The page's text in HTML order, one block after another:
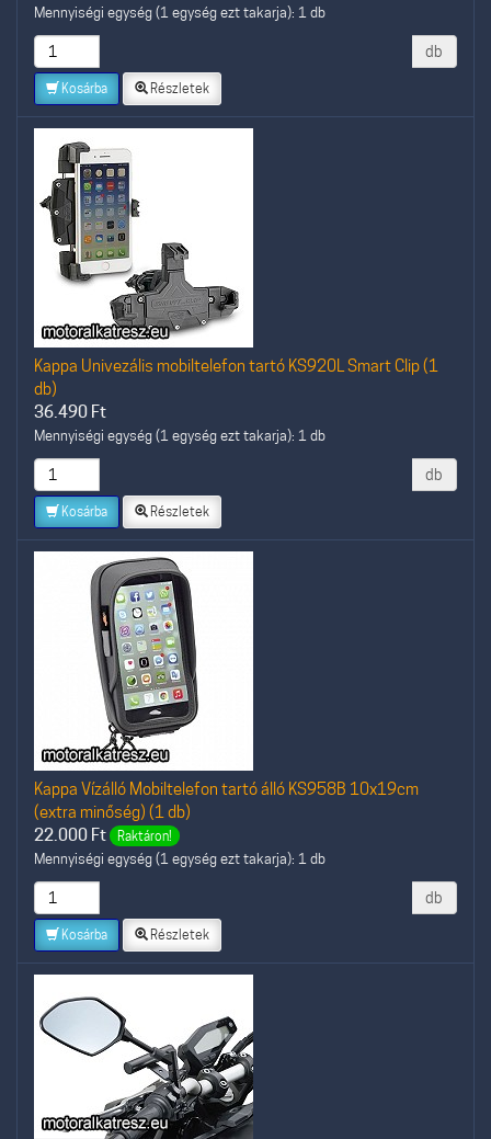
Mennyiségi egység (1 egység ezt takarja): 1 db
db
Kosárba Részletek
Kappa Univezális mobiltelefon tartó KS920L Smart Clip (1
db)
36.490 Ft
Mennyiségi egység (1 egység ezt takarja): 1 db
db
Kosárba Részletek
Kappa Vízálló Mobiltelefon tartó álló KS958B 10x19cm
(extra minőség) (1 db)
22.000 Ft Raktáron!
Mennyiségi egység (1 egység ezt takarja): 1 db
db
Kosárba Részletek